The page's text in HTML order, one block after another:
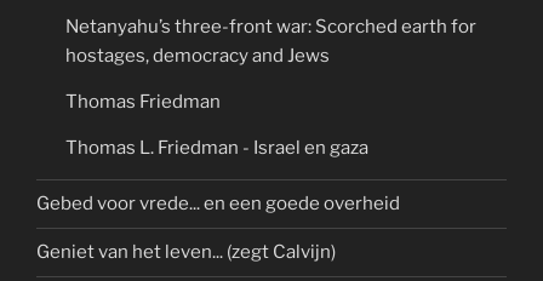
Netanyahu’s three-front war: Scorched earth for
hostages, democracy and Jews
Thomas Friedman
Thomas L. Friedman - Israel en gaza
Gebed voor vrede... en een goede overheid
Geniet van het leven... (zegt Calvijn)